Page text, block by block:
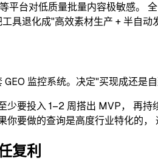
平台对低质量批量内容极敏感。
具退化成"高效素材生产 + 半自动
监控系统。决定"买现成还是
少要投入 1–2 周搭出 MVP， 再
你要做的查询是高度行业特化的
复利